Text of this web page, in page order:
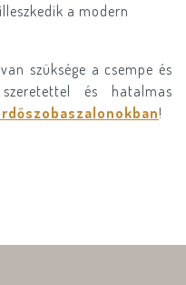
a modern
szüksége a csempe és
és hatalmas
!